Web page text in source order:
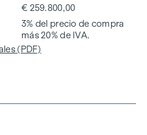
€ 259.800,00
3% del precio de compra
más 20% de IVA.
(PDF)